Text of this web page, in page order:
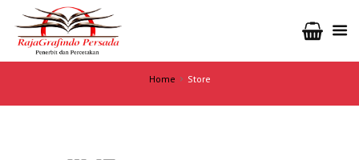
Home Store